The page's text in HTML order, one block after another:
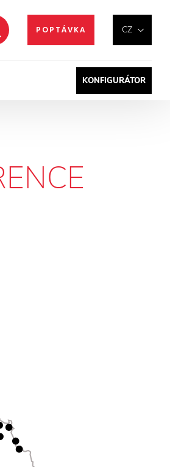
CZ
POPTÁVKA
Hledat
KONFIGURÁTOR